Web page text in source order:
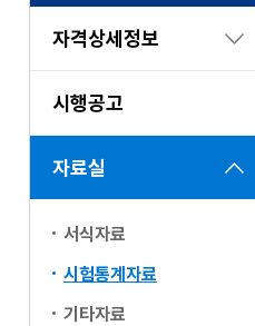
자격상세정보
시행공고
자료실
서식자료
시험통계자료
기타자료